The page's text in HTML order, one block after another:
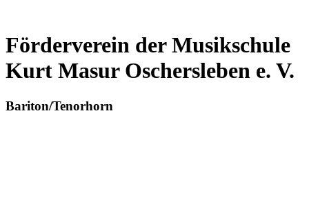
Förderverein der Musikschule
Kurt Masur Oschersleben e. V.
Bariton/Tenorhorn